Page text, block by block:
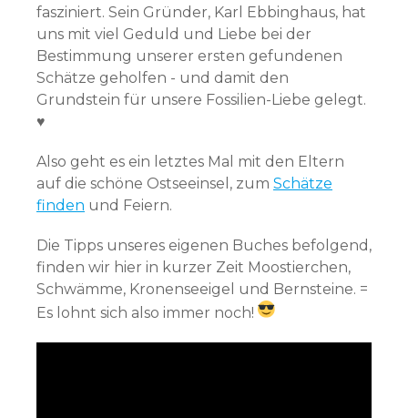
fasziniert. Sein Gründer, Karl Ebbinghaus, hat
uns mit viel Geduld und Liebe bei der
Bestimmung unserer ersten gefundenen
Schätze geholfen - und damit den
Grundstein für unsere Fossilien-Liebe gelegt.
♥
Also geht es ein letztes Mal mit den Eltern
auf die schöne Ostseeinsel, zum Schätze
finden und Feiern.
Die Tipps unseres eigenen Buches befolgend,
finden wir hier in kurzer Zeit Moostierchen,
Schwämme, Kronenseeigel und Bernsteine. =
Es lohnt sich also immer noch!